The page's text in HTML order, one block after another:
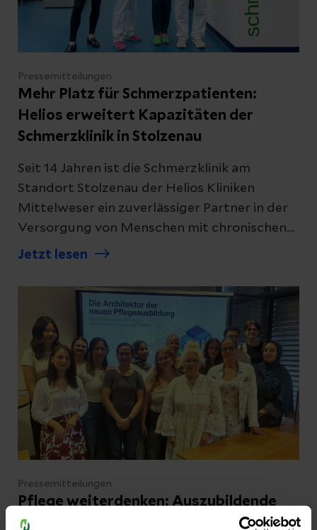
Pressemitteilungen
Mehr Platz für Schmerzpatienten:
Helios erweitert Kapazitäten der
Schmerzklinik in Stolzenau
Seit 14 Jahren ist die Schmerzklinik am
Standort Stolzenau der Helios Kliniken
Mittelweser ein zuverlässiger Partner in der
Versorgung von Menschen mit chronischen
Schmerzen. Mit ihrem multimodalen und
verbindet die Fachabteilung medizinische,
psychologische und therapeutische Ansätze.
Aufgrund der weiterhin hohen Nachfrage
erweitert die Schmerzklinik nun ihre
Kapazitäten: Künftig können rund ein Drittel
mehr Patientinnen und Patienten stationär
behandelt werden. Gleichzeitig wird das
multiprofessionelle Team weiter verstärkt.
Jetzt lesen
Pressemitteilungen
Pflege weiterdenken: Auszubildende
entwickeln Ideen für den Pflegealltag